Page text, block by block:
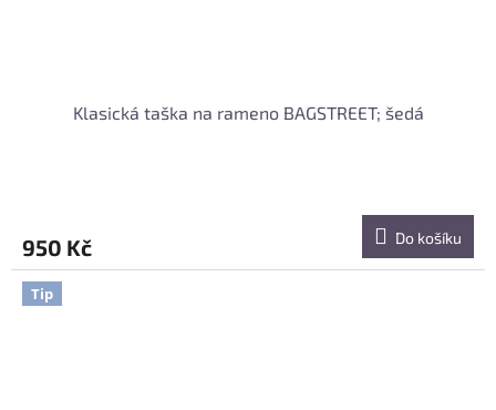
Klasická taška na rameno BAGSTREET; šedá
950 Kč Do košíku
Tip